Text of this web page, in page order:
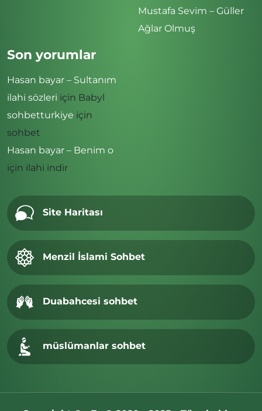
Mustafa Sevim – Güller
Ağlar Olmuş
Son yorumlar
Hasan bayar – Sultanım
ilahi sözleri için Babyl
sohbetturkiye için
sohbet
Hasan bayar – Benim o
için ilahi indir
Site Haritası
Menzil İslami Sohbet
Duabahcesi sohbet
müslümanlar sohbet